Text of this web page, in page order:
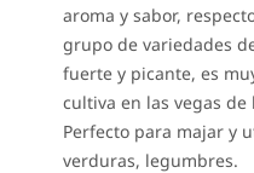
aroma y sabor,
grupo de variedades
fuerte y picante, es
cultiva en las vegas de
Perfecto para majar y
verduras, legumbres.